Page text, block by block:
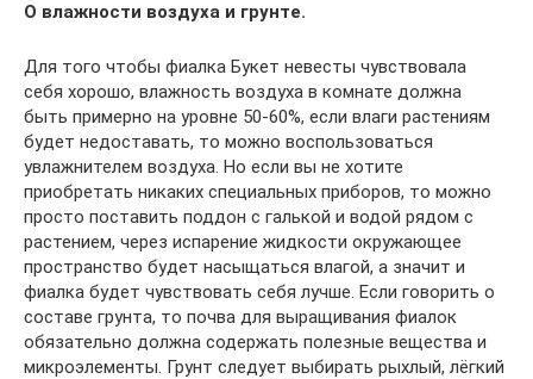
О влажности воздуха и грунте.
Для того чтобы фиалка Букет невесты чувствовала
себя хорошо, влажность воздуха в комнате должна
быть примерно на уровне 50-60%, если влаги растениям
будет недоставать, то можно воспользоваться
увлажнителем воздуха. Но если вы не хотите
приобретать никаких специальных приборов, то можно
просто поставить поддон с галькой и водой рядом с
растением, через испарение жидкости окружающее
пространство будет насыщаться влагой, а значит и
фиалка будет чувствовать себя лучше. Если говорить о
составе грунта, то почва для выращивания фиалок
обязательно должна содержать полезные вещества и
микроэлементы. Грунт следует выбирать рыхлый, лёгкий